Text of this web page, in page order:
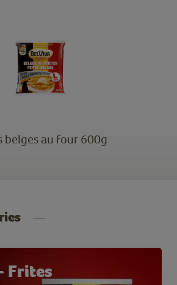
belges au four 600g
Frites